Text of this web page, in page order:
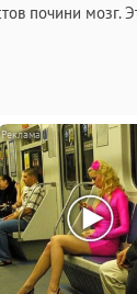
почини мозг.